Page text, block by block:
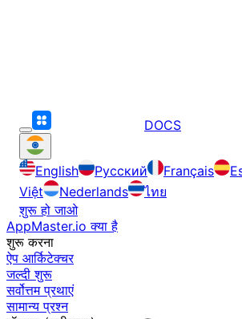
DOCS
English Русский Français
Việt
Nederlands
ไทย
शुरू हो जाओ
AppMaster.io क्या है
शुरू करना
ऐप आर्किटेक्चर
जल्दी शुरू
सर्वोत्तम प्रथाएं
सामान्य प्रश्न